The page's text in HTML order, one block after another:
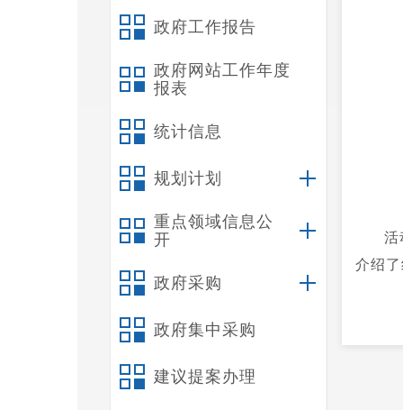
政府工作报告
政府网站工作年度
报表
统计信息
规划计划
重点领域信息公
开
政府采购
政府集中采购
建议提案办理
活
介绍